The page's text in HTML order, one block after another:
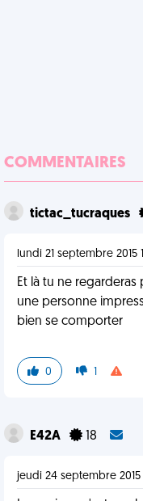
COMMENTAIRES
tictac_tucraques
lundi 21 septembre 2015
Et là tu ne
une personne
bien se comporter
0 1
E42A 18
jeudi 24 septembre 2015